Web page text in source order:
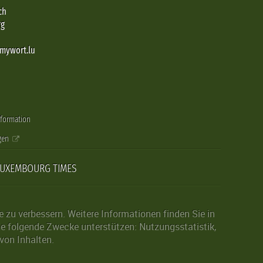
TIMES
verbessern. Weitere Informationen finden Sie in
folgende Zwecke unterstützen: Nutzungsstatistik,
Inhalten.